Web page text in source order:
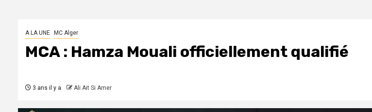
A LA UNE MC Alger
MCA : Hamza Mouali officiellement qualifié
3 ans il y a Ali Ait Si Amer